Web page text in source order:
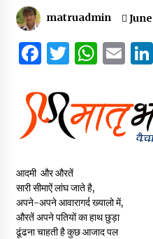
April 8,
पत्रकारिता
April 8,
July 7,
matruadmin
F
c
e
o
o
k
T
it
te
r
W
at
s
A
E
ai
l
आदमी और औरतें
सारी सीमाऐं लांघ जाते है,
अपने-अपने आवारागर्द ख्यालो में,
औरतें अपने पतियों का हाथ छुड़ा
ढूंढना चाहती है कुछ आजाद पल